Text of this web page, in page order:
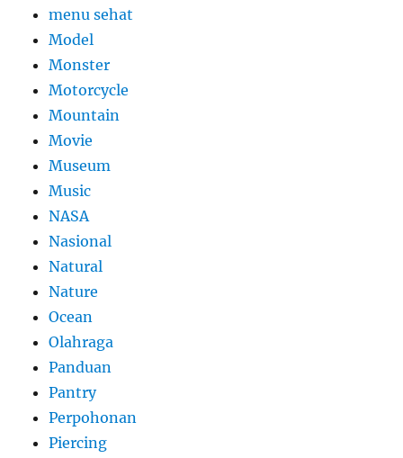
menu sehat
Model
Monster
Motorcycle
Mountain
Movie
Museum
Music
NASA
Nasional
Natural
Nature
Ocean
Olahraga
Panduan
Pantry
Perpohonan
Piercing